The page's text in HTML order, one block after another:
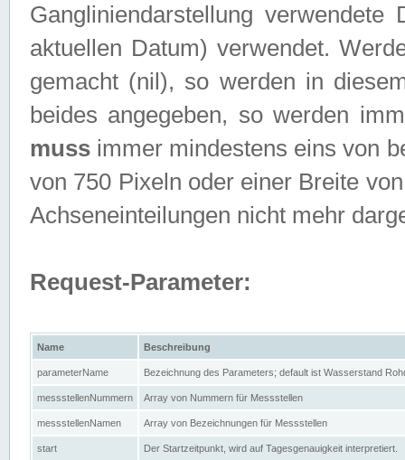
Gangliniendarstellung
aktuellen Datum) verwendet.
gemacht (nil), so werden in
beides angegeben, so werden
muss immer mindestens eins von
von 750 Pixeln oder einer Breite
Achseneinteilungen nicht mehr
Request-Parameter:
Name Beschreibung
parameterName Bezeichnung des Parameters; default ist Wasserstand
messstellenNummern Array von Nummern für Messstellen
messstellenNamen Array von Bezeichnungen für Messstellen
start Der Startzeitpunkt, wird auf Tagesgenauigkeit interpretiert.